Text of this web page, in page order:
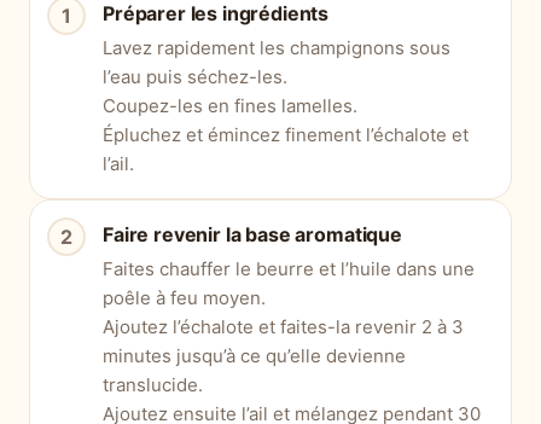
Préparer les ingrédients
Lavez rapidement les champignons sous
l’eau puis séchez-les.
Coupez-les en fines lamelles.
Épluchez et émincez finement l’échalote et
l’ail.
Faire revenir la base aromatique
Faites chauffer le beurre et l’huile dans une
poêle à feu moyen.
Ajoutez l’échalote et faites-la revenir 2 à 3
minutes jusqu’à ce qu’elle devienne
translucide.
Ajoutez ensuite l’ail et mélangez pendant 30